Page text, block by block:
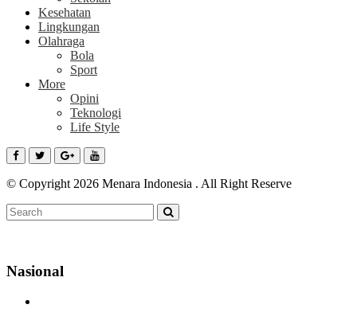
Kesehatan
Lingkungan
Olahraga
Bola
Sport
More
Opini
Teknologi
Life Style
© Copyright 2026 Menara Indonesia . All Right Reserve
Nasional